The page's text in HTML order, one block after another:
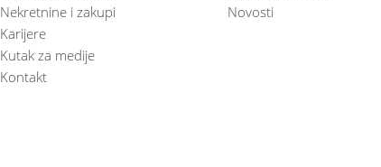
Nekretnine i zakupi
Karijere
Kutak za medije
Kontakt
Novosti